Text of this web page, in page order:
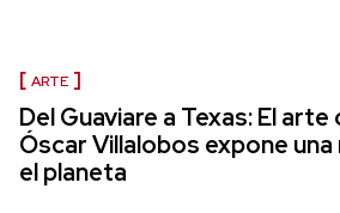
ARTE
Del Guaviare a Texas: El
Óscar Villalobos expone
el planeta